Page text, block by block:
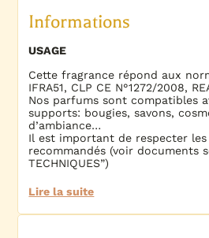
Informations
USAGE
Cette fragrance répond aux
IFRA51, CLP CE N°1272/2008,
Nos parfums sont compatibles
supports: bougies, savons,
d’ambiance…
Il est important de respecter les
recommandés (voir documents
TECHNIQUES”)
Lire la suite